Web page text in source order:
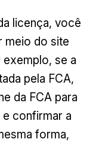
licença, você
meio do site
se a
pela FCA,
da FCA para
confirmar a
forma,